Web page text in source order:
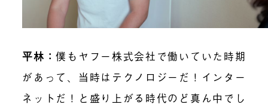
平林 ：僕もヤフー株式会社で働いていた時期
があって、当時はテクノロジーだ！インター
ネットだ！と盛り上がる時代のど真ん中でし